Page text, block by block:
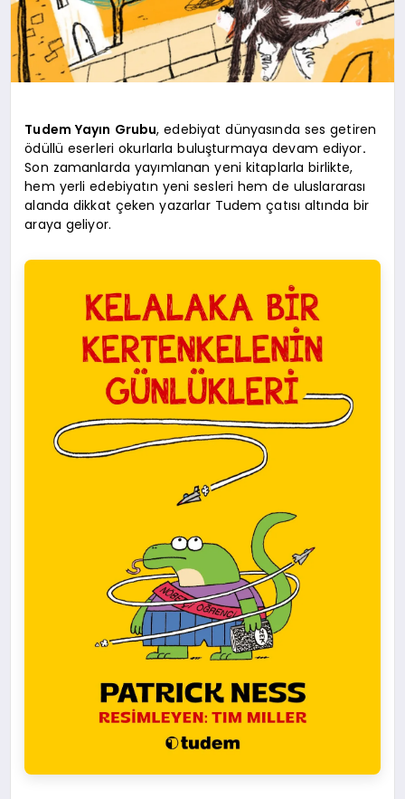
Tudem Yayın Grubu, edebiyat dünyasında ses getiren
ödüllü eserleri okurlarla buluşturmaya devam ediyor.
Son zamanlarda yayımlanan yeni kitaplarla birlikte,
hem yerli edebiyatın yeni sesleri hem de uluslararası
alanda dikkat çeken yazarlar Tudem çatısı altında bir
araya geliyor.